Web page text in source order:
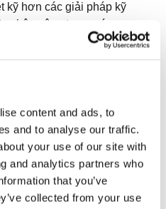
content and ads, to
and to analyse our traffic.
your use of our site with
and analytics partners who
that you’ve
collected from your use
kỹ hơn các giải pháp kỹ
nhân công trong các quy
lạnh, cấp đông IQF và
5:
6:
giả, Marcel Kloesmeijer –
Group, Bộ phận